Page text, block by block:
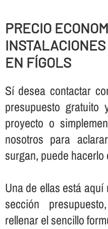
PRECIO
EN FÍGOLS
Sí­ desea contactar
presupuesto
proyecto o
nosotros para
surgan, puede
Una de ellas está
sección
rellenar el sencillo